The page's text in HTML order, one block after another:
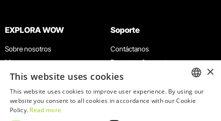
EXPLORA WOW
Sobre nosotros
Museos
Agenda
Noticias
Restaurantes
Tarjeta WOW
Soporte
Contáctanos
Preguntas frecuentes
Términos y condiciones
Política de privacidad y cookies
Trabaja con nosotrosENGLISH
×
This website uses cookies
This website uses cookies to improve user experience. By using our
website you consent to all cookies in accordance with our Cookie
Policy. Read more